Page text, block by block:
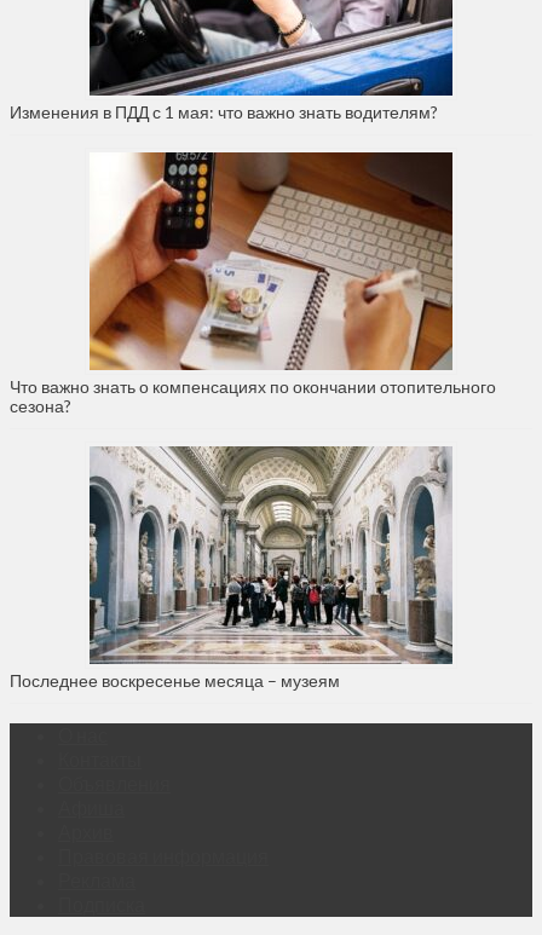
Изменения в ПДД с 1 мая: что важно знать водителям?
Что важно знать о компенсациях по окончании отопительного
сезона?
Последнее воскресенье месяца – музеям